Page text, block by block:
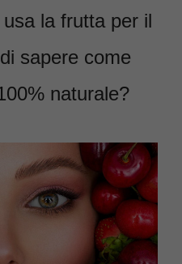
la frutta per il
sapere come
naturale?